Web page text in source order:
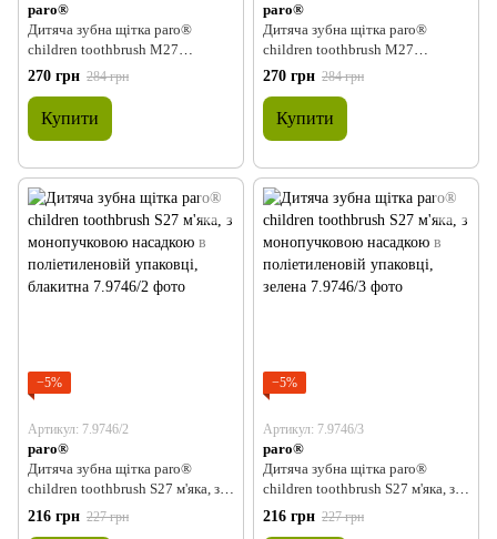
paro®
Дитяча зубна щітка paro®
children toothbrush M27
середньої жорсткості, з
монопучковою насадкою,
салатова
270 грн 284 грн
Купити
paro®
Дитяча зубна щітка paro®
children toothbrush M27
середньої жорсткості, з
монопучковою насадкою, темно-
синя
270 грн 284 грн
Купити
−5%
Артикул: 7.9746/2
paro®
Дитяча зубна щітка paro®
children toothbrush S27 м'яка, з
монопучковою насадкою в
поліетиленовій упаковці,
216 грн 227 грн
−5%
Артикул: 7.9746/3
paro®
Дитяча зубна щітка paro®
children toothbrush S27 м'яка, з
монопучковою насадкою в
поліетиленовій упаковці, зелена
216 грн 227 грн